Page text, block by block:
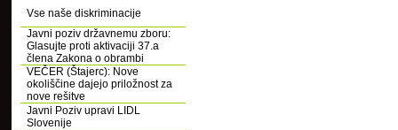
Vse naše diskriminacije
Javni poziv državnemu zboru:
Glasujte proti aktivaciji 37.a
člena Zakona o obrambi
VEČER (Štajerc): Nove
okoliščine dajejo priložnost za
nove rešitve
Javni Poziv upravi LIDL
Slovenije